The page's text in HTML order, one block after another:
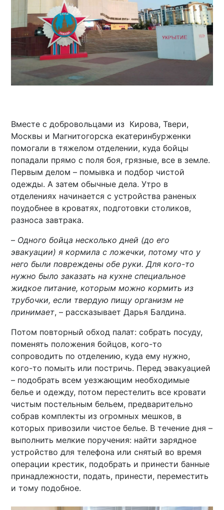
Вместе с добровольцами из Кирова, Твери,
Москвы и Магнитогорска екатеринбурженки
помогали в тяжелом отделении, куда бойцы
попадали прямо с поля боя, грязные, все в земле.
Первым делом – помывка и подбор чистой
одежды. А затем обычные дела. Утро в
отделениях начинается с устройства раненых
поудобнее в кроватях, подготовки столиков,
разноса завтрака.
– Одного бойца несколько дней (до его
эвакуации) я кормила с ложечки, потому что у
него были повреждены обе руки. Для кого-то
нужно было заказать на кухне специальное
жидкое питание, которым можно кормить из
трубочки, если твердую пищу организм не
принимает, – рассказывает Дарья Балдина.
Потом повторный обход палат: собрать посуду,
поменять положения бойцов, кого-то
сопроводить по отделению, куда ему нужно,
кого-то помыть или постричь. Перед эвакуацией
– подобрать всем уезжающим необходимые
белье и одежду, потом перестелить все кровати
чистым постельным бельем, предварительно
собрав комплекты из огромных мешков, в
которых привозили чистое белье. В течение дня –
выполнить мелкие поручения: найти зарядное
устройство для телефона или снятый во время
операции крестик, подобрать и принести банные
принадлежности, подать, принести, переместить
и тому подобное.